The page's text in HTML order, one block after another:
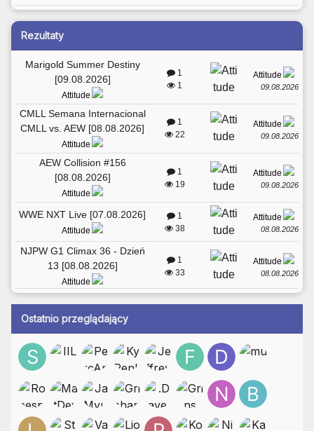
Rezultaty
Marigold Summer Destiny
[09.08.2026]
Attitude
1
1
Attitude
09.08.2026
CMLL Semana Internacional
CMLL vs. AEW [08.08.2026]
Attitude
1
22
Attitude
09.08.2026
AEW Collision #156
[08.08.2026]
Attitude
1
19
Attitude
09.08.2026
WWE NXT Live [07.08.2026]
Attitude
1
38
Attitude
08.08.2026
NJPW G1 Climax 36 - Dzień
13 [08.08.2026]
Attitude
1
33
Attitude
08.08.2026
Ostatnio przeglądający